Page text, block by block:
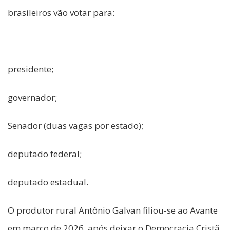
brasileiros vão votar para:
presidente;
governador;
Senador (duas vagas por estado);
deputado federal;
deputado estadual.
O produtor rural Antônio Galvan filiou-se ao Avante